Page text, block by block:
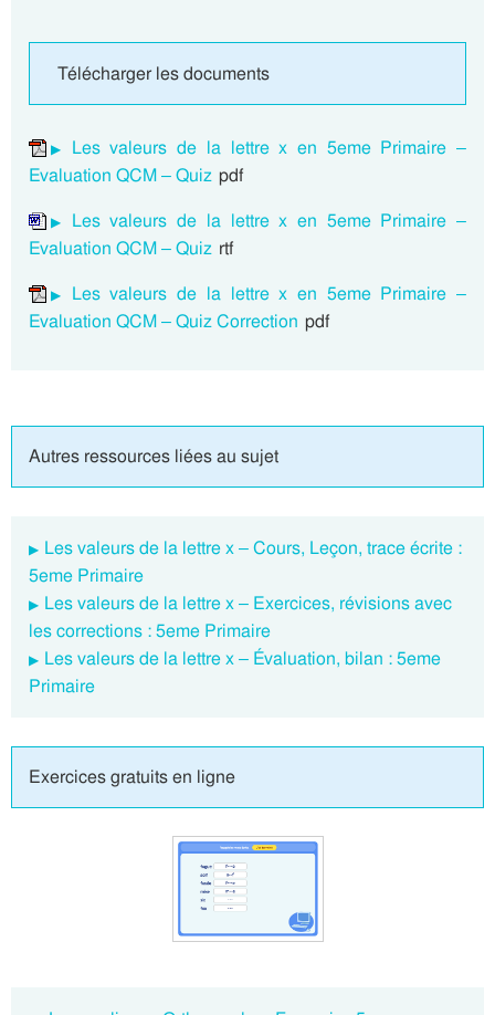
Télécharger les documents
Les valeurs de la lettre x en 5eme Primaire –
Evaluation QCM – Quiz pdf
Les valeurs de la lettre x en 5eme Primaire –
Evaluation QCM – Quiz rtf
Les valeurs de la lettre x en 5eme Primaire –
Evaluation QCM – Quiz Correction pdf
Autres ressources liées au sujet
Les valeurs de la lettre x – Cours, Leçon, trace écrite :
5eme Primaire
Les valeurs de la lettre x – Exercices, révisions avec
les corrections : 5eme Primaire
Les valeurs de la lettre x – Évaluation, bilan : 5eme
Primaire
Exercices gratuits en ligne